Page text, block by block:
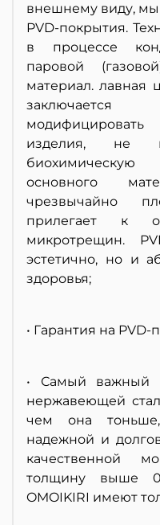
внешнему виду, мы
PVD-покрытия.
в процессе
паровой
материал. лавная
модифицировать
изделия, не
основного
чрезвычайно
прилегает к
микротрещин.
эстетично, но и
здоровья;
• Гарантия на PVD-
• Самый важный
нержавеющей
чем она
надежной и
качественной
толщину выше
OMOIKIRI имеют